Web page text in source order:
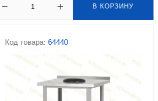
В КОРЗИНУ
Код товара: 64440